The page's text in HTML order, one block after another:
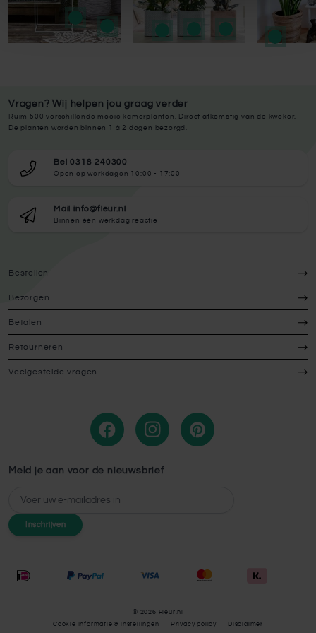
Vragen? Wij helpen jou graag verder
Ruim 500 verschillende mooie kamerplanten. Direct afkomstig van de kweker.
De planten worden binnen 1 à 2 dagen bezorgd.
Bel 0318 240300
Open op werkdagen 10:00 - 17:00
Mail info@fleur.nl
Binnen één werkdag reactie
Bestellen
Bezorgen
Betalen
Retourneren
Veelgestelde vragen
Meld je aan voor de nieuwsbrief
E-mailadres
Inschrijven
© 2026 Fleur.nl
Cookie Informatie & instellingen
Privacy policy Disclaimer